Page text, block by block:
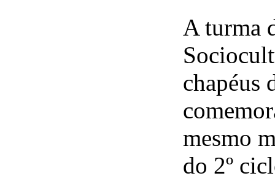
A turma
chapéus
mesmo
do 2º